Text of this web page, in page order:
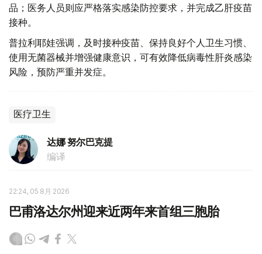
品；医务人员则应严格落实感染防控要求，并完成乙肝疫苗
接种。
普拉利耶娃强调，及时接种疫苗、保持良好个人卫生习惯、
使用无菌器械并增强健康意识，可有效降低病毒性肝炎感染
风险，预防严重并发症。
医疗卫生
达娜 努尔巴克提
编译
22:24, 05 8月 2026
巴甫洛达尔州迎来近两年来首组三胞胎